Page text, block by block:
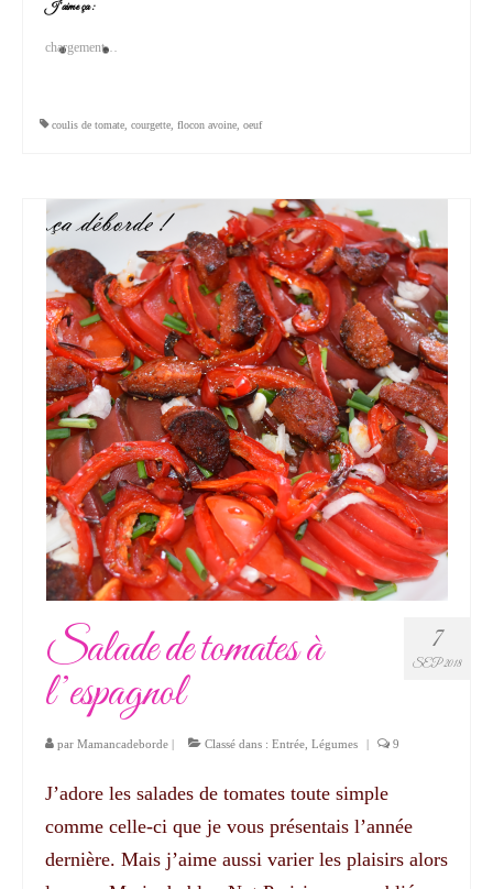
J’aime ça :
chargement…
coulis de tomate courgette flocon avoine oeuf
7
SEP 2018
Salade de tomates à
l’espagnol
par Mamancadeborde | Classé dans : Entrée Légumes | 9
J’adore les salades de tomates toute simple
comme celle-ci que je vous présentais l’année
dernière. Mais j’aime aussi varier les plaisirs alors